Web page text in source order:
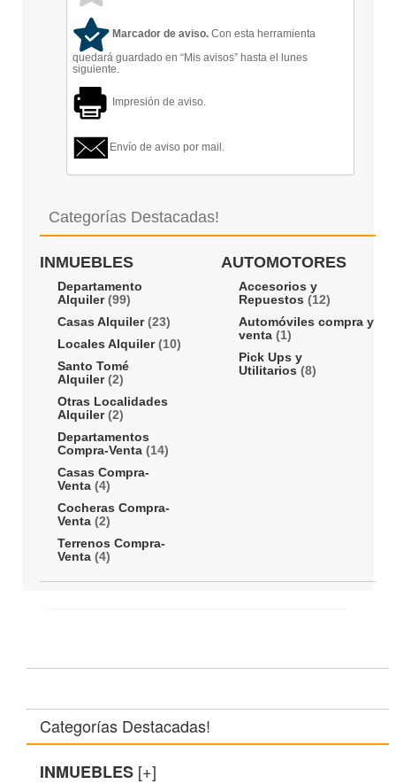
Marcador de aviso. Con esta herramienta
quedará guardado en “Mis avisos” hasta el lunes
siguiente.
Impresión de aviso.
Envío de aviso por mail.
Categorías Destacadas!
INMUEBLES
Departamento
Alquiler(99)
Casas Alquiler(23)
Locales Alquiler(10)
Santo Tomé
Alquiler(2)
Otras Localidades
Alquiler(2)
Departamentos
Compra-Venta (14)
Casas Compra-
Venta (4)
Cocheras Compra-
Venta (2)
Terrenos Compra-
Venta (4)
AUTOMOTORES
Accesorios y
Repuestos (12)
Automóviles compra y
venta (1)
Pick Ups y
Utilitarios (8)
Categorías Destacadas!
INMUEBLES [+]